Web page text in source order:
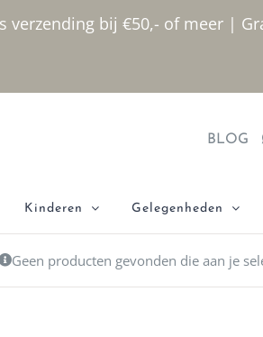
verzending bij €50,- of meer |
BLOG
Kinderen Gelegenheden
Geen producten gevonden die aan je